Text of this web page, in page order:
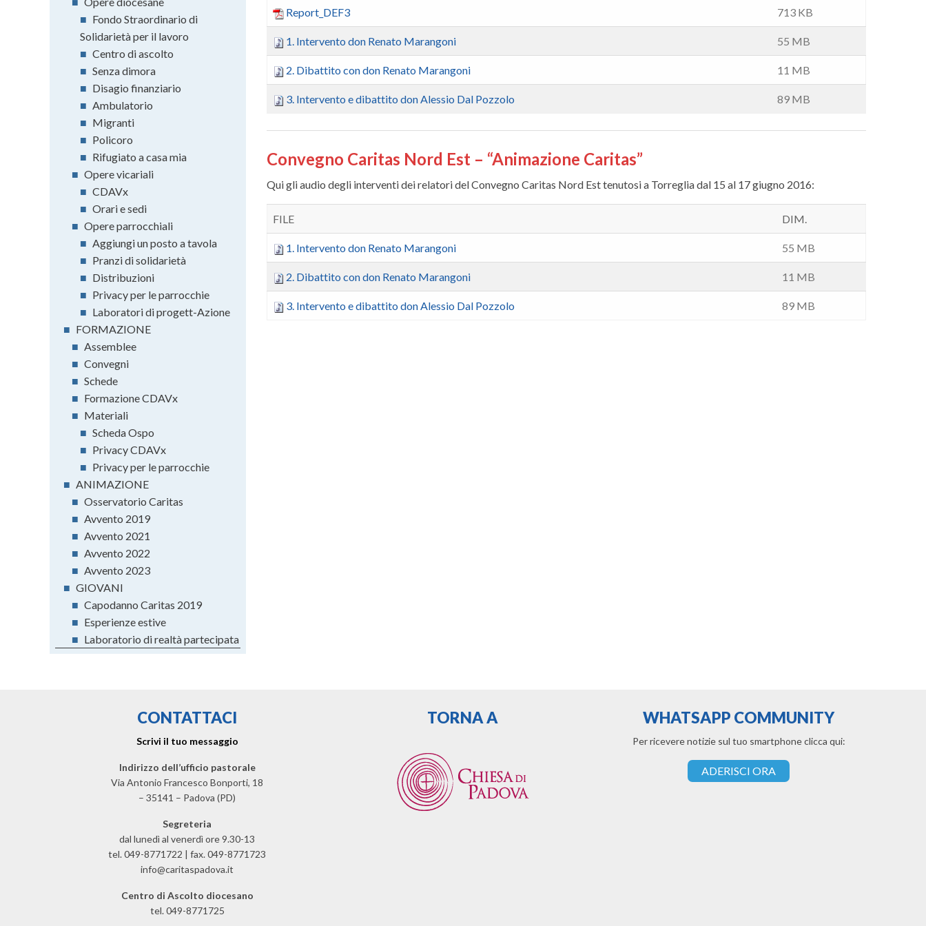
Report_DEF3 713 KB
1. Intervento don Renato Marangoni 55 MB
2. Dibattito con don Renato Marangoni 11 MB
3. Intervento e dibattito don Alessio Dal Pozzolo 89 MB
Convegno Caritas Nord Est – “Animazione Caritas”
Qui gli audio degli interventi dei relatori del Convegno Caritas Nord Est tenutosi a Torreglia dal 15 al 17 giugno 2016:
FILE DIM.
1. Intervento don Renato Marangoni 55 MB
2. Dibattito con don Renato Marangoni 11 MB
3. Intervento e dibattito don Alessio Dal Pozzolo 89 MB
■ Fondo Straordinario di
Solidarietà per il lavoro
■ Centro di ascolto
■ Senza dimora
■ Disagio finanziario
■ Ambulatorio
■ Migranti
■ Policoro
■ Rifugiato a casa mia
■ Opere vicariali
■ CDAVx
■ Orari e sedi
■ Opere parrocchiali
■ Aggiungi un posto a tavola
■ Pranzi di solidarietà
■ Distribuzioni
■ Privacy per le parrocchie
■ Laboratori di progett-Azione
■ FORMAZIONE
■ Assemblee
■ Convegni
■ Schede
■ Formazione CDAVx
■ Materiali
■ Scheda Ospo
■ Privacy CDAVx
■ Privacy per le parrocchie
■ ANIMAZIONE
■ Osservatorio Caritas
■ Avvento 2019
■ Avvento 2021
■ Avvento 2022
■ Avvento 2023
■ GIOVANI
■ Capodanno Caritas 2019
■ Esperienze estive
■ Laboratorio di realtà partecipata
CONTATTACI
Scrivi il tuo messaggio
Indirizzo dell’ufficio pastorale
Via Antonio Francesco Bonporti, 18
– 35141 – Padova (PD)
Segreteria
dal lunedì al venerdì ore 9.30-13
tel. 049-8771722 | fax. 049-8771723
info@caritaspadova.it
Centro di Ascolto diocesano
tel. 049-8771725
TORNA A WHATSAPP COMMUNITY
Per ricevere notizie sul tuo smartphone clicca qui:
ADERISCI ORA